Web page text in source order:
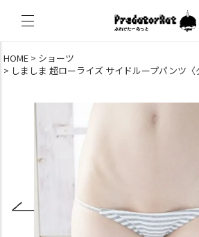
HOME
ショーツ
しましま 超ローライズ サイドループパンツ〈